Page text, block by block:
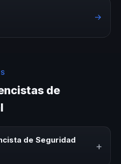
→
de
de Seguridad
+